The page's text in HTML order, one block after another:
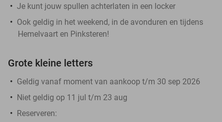
Je kunt jouw spullen achterlaten in een locker
Ook geldig in het weekend, in de avonduren en tijdens
Hemelvaart en Pinksteren!
Grote kleine letters
Geldig vanaf moment van aankoop t/m 30 sep 2026
Niet geldig op 11 jul t/m 23 aug
Reserveren: